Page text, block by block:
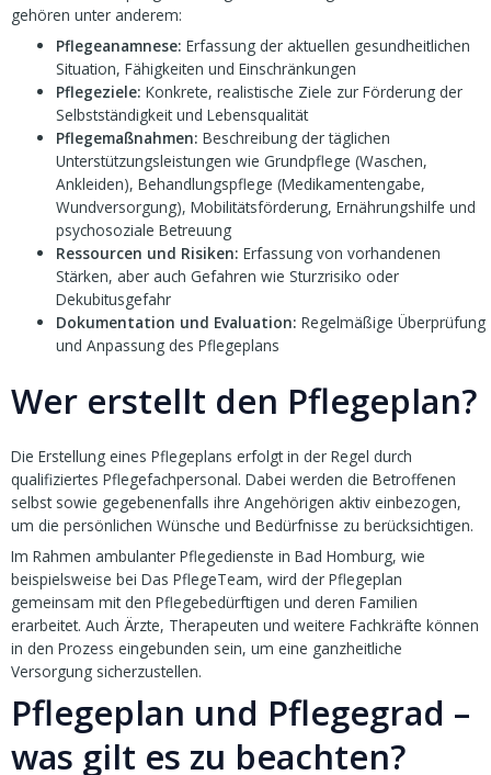
gehören unter anderem:
Pflegeanamnese: Erfassung der aktuellen gesundheitlichen
Situation, Fähigkeiten und Einschränkungen
Pflegeziele: Konkrete, realistische Ziele zur Förderung der
Selbstständigkeit und Lebensqualität
Pflegemaßnahmen: Beschreibung der täglichen
Unterstützungsleistungen wie Grundpflege (Waschen,
Ankleiden), Behandlungspflege (Medikamentengabe,
Wundversorgung), Mobilitätsförderung, Ernährungshilfe und
psychosoziale Betreuung
Ressourcen und Risiken: Erfassung von vorhandenen
Stärken, aber auch Gefahren wie Sturzrisiko oder
Dekubitusgefahr
Dokumentation und Evaluation: Regelmäßige Überprüfung
und Anpassung des Pflegeplans
Wer erstellt den Pflegeplan?
Die Erstellung eines Pflegeplans erfolgt in der Regel durch
qualifiziertes Pflegefachpersonal. Dabei werden die Betroffenen
selbst sowie gegebenenfalls ihre Angehörigen aktiv einbezogen,
um die persönlichen Wünsche und Bedürfnisse zu berücksichtigen.
Im Rahmen ambulanter Pflegedienste in Bad Homburg, wie
beispielsweise bei Das PflegeTeam, wird der Pflegeplan
gemeinsam mit den Pflegebedürftigen und deren Familien
erarbeitet. Auch Ärzte, Therapeuten und weitere Fachkräfte können
in den Prozess eingebunden sein, um eine ganzheitliche
Versorgung sicherzustellen.
Pflegeplan und Pflegegrad –
was gilt es zu beachten?